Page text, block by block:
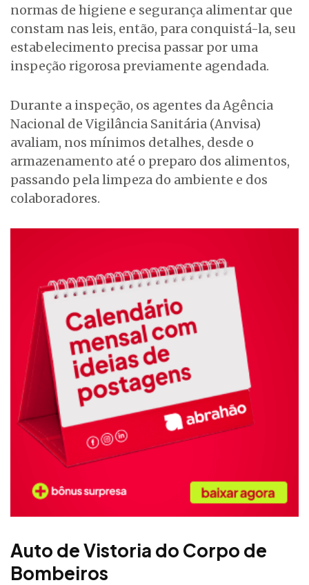
normas de higiene e segurança alimentar que
constam nas leis, então, para conquistá-la, seu
estabelecimento precisa passar por uma
inspeção rigorosa previamente agendada.
Durante a inspeção, os agentes da Agência
Nacional de Vigilância Sanitária (Anvisa)
avaliam, nos mínimos detalhes, desde o
armazenamento até o preparo dos alimentos,
passando pela limpeza do ambiente e dos
colaboradores.
Auto de Vistoria do Corpo de
Bombeiros